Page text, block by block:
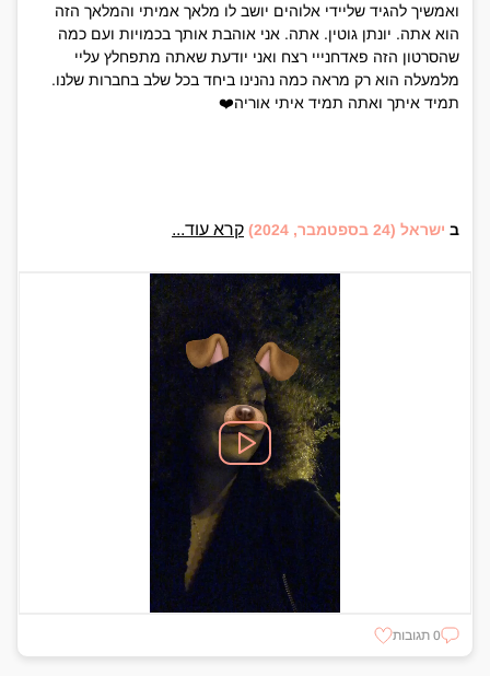
ואמשיך להגיד שליידי אלוהים יושב לו מלאך אמיתי והמלאך הזה
הוא אתה. יונתן גוטין. אתה. אני אוהבת אותך בכמויות ועם כמה
שהסרטון הזה פאדחנייי רצח ואני יודעת שאתה מתפחלץ עליי
מלמעלה הוא רק מראה כמה נהנינו ביחד בכל שלב בחברות שלנו.
תמיד איתך ואתה תמיד איתי אוריה❤️
ב ישראל (24 בספטמבר, 2024) קרא עוד...
0 תגובות